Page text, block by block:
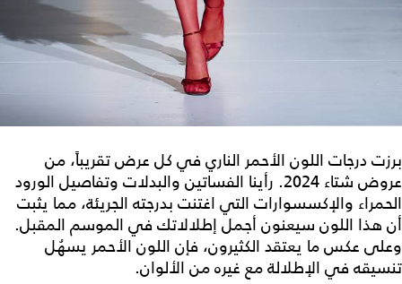
برزت درجات اللون الأحمر الناري في كل عرض تقريباً، من
عروض شتاء 2024. رأينا الفساتين والبدلات وتفاصيل الورود
الحمراء والإكسسوارات التي اغتنت بدرجته الجريئة، مما يثبت
أن هذا اللون سيعنون أجمل إطلالاتك في الموسم المقبل.
وعلى عكس ما يعتقد الكثيرون، فإن اللون الأحمر يسهُل
تنسيقه في الإطلالة مع غيره من الألوان.